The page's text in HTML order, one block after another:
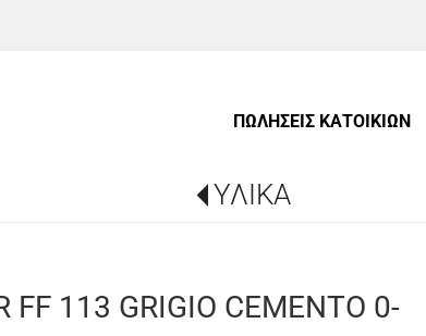
ΠΩΛΗΣΕΙΣ ΚΑΤΟΙΚΙΩΝ
ΥΛΙΚΑ
113 GRIGIO CEMENTO 0-